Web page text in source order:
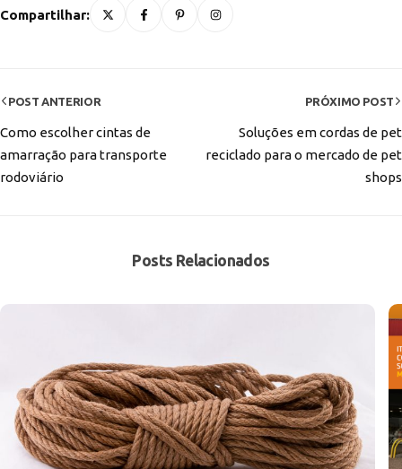
Compartilhar:
POST ANTERIOR
Como escolher cintas de
amarração para transporte
rodoviário
PRÓXIMO POST
Soluções em cordas de pet
reciclado para o mercado de pet
shops
Posts Relacionados